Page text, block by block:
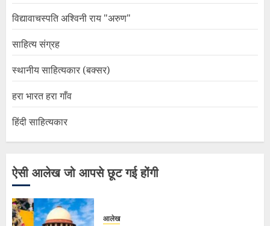
विद्यावाचस्पति अश्विनी राय "अरुण"
साहित्य संग्रह
स्थानीय साहित्यकार (बक्सर)
हरा भारत हरा गाँव
हिंदी साहित्यकार
ऐसी आलेख जो आपसे छूट गई होंगी
आलेख